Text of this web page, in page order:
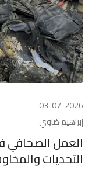
03-07-2026
إبراهيم ضاوي
العمل الصحافي
التحديات